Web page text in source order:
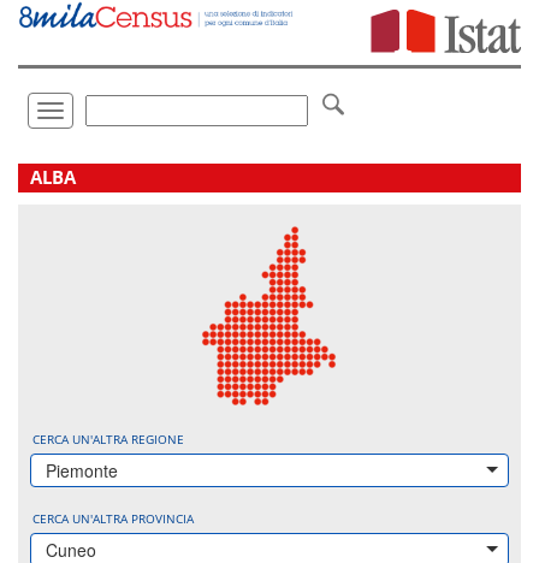
Vai
direttamente
Toggle
navigation
.
ALBA
CERCA UN'ALTRA REGIONE
Piemonte
CERCA UN'ALTRA PROVINCIA
Cuneo